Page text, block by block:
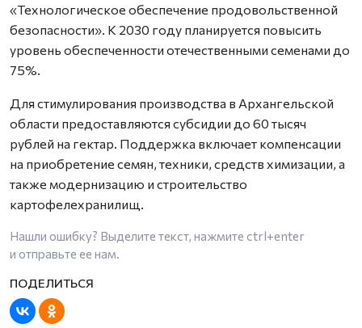
«Технологическое обеспечение продовольственной
безопасности». К 2030 году планируется повысить
уровень обеспеченности отечественными семенами до
75%.
Для стимулирования производства в Архангельской
области предоставляются субсидии до 60 тысяч
рублей на гектар. Поддержка включает компенсации
на приобретение семян, техники, средств химизации, а
также модернизацию и строительство
картофелехранилищ.
Нашли ошибку? Выделите текст, нажмите ctrl+enter
и отправьте ее нам.